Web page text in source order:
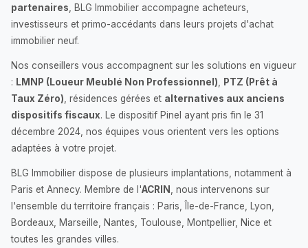
partenaires , BLG Immobilier accompagne acheteurs,
investisseurs et primo-accédants dans leurs projets d'achat
immobilier neuf.
Nos conseillers vous accompagnent sur les solutions en vigueur
: LMNP (Loueur Meublé Non Professionnel)
PTZ (Prêt à
Taux Zéro) , résidences gérées et alternatives aux anciens
dispositifs fiscaux. Le dispositif Pinel ayant pris fin le 31
décembre 2024, nos équipes vous orientent vers les options
adaptées à votre projet.
BLG Immobilier dispose de plusieurs implantations, notamment à
Paris et Annecy. Membre de l'ACRIN
, nous intervenons sur
l'ensemble du territoire français : Paris, Île-de-France, Lyon,
Bordeaux, Marseille, Nantes, Toulouse, Montpellier, Nice et
toutes les grandes villes.